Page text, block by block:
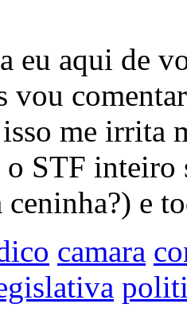
eu aqui de
vou
me irrita
STF inteiro
ceninha?) e
camara